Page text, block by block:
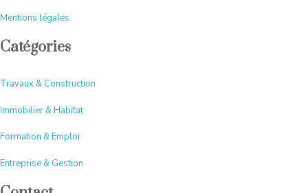
Mentions légales
Catégories
Travaux & Construction
Immobilier & Habitat
Formation & Emploi
Entreprise & Gestion